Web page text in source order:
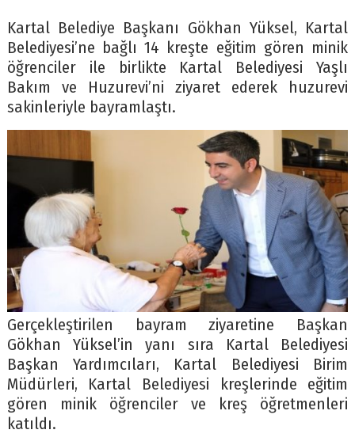
Kartal Belediye Başkanı Gökhan Yüksel, Kartal
Belediyesi’ne bağlı 14 kreşte eğitim gören minik
öğrenciler ile birlikte Kartal Belediyesi Yaşlı
Bakım ve Huzurevi’ni ziyaret ederek huzurevi
sakinleriyle bayramlaştı.
Gerçekleştirilen bayram ziyaretine Başkan
Gökhan Yüksel’in yanı sıra Kartal Belediyesi
Başkan Yardımcıları, Kartal Belediyesi Birim
Müdürleri, Kartal Belediyesi kreşlerinde eğitim
gören minik öğrenciler ve kreş öğretmenleri
katıldı.